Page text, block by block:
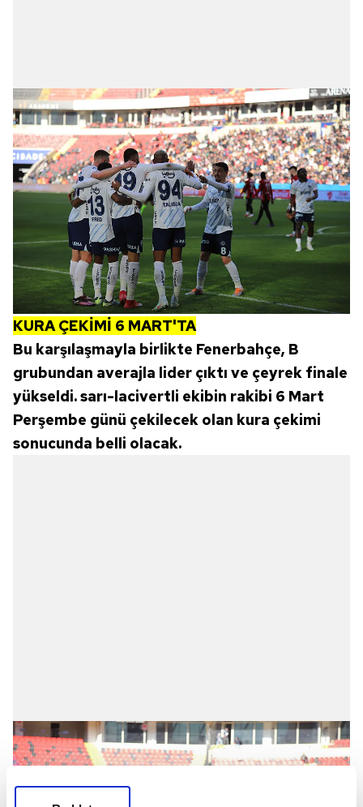
KURA ÇEKİMİ 6 MART'TA
Bu karşılaşmayla birlikte Fenerbahçe, B
grubundan averajla lider çıktı ve çeyrek finale
yükseldi. sarı-lacivertli ekibin rakibi 6 Mart
Perşembe günü çekilecek olan kura çekimi
sonucunda belli olacak.